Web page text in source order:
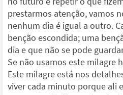
prestarmos atenção, vamos
nenhum dia é igual a outro.
benção escondida; uma
dia e que não se pode
Se não usamos este milagre
Este milagre está nos
viver cada minuto porque ali